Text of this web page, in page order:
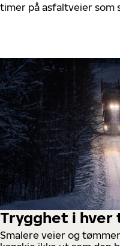
timer på asfaltveier som
Trygghet i
Smalere veier og